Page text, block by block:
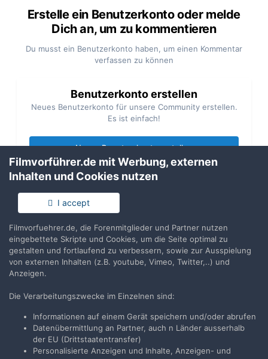
Erstelle ein Benutzerkonto oder melde
Dich an, um zu kommentieren
Du musst ein Benutzerkonto haben, um einen Kommentar
verfassen zu können
Benutzerkonto erstellen
Neues Benutzerkonto für unsere Community erstellen.
Es ist einfach!
Neues Benutzerkonto erstellen
Du hast bereits ein Benutzerkonto? Melde Dich hier an.
Jetzt anmelden
Teilen Folgen
Zur Themenübersicht
Filmvorführer.de mit Werbung, externen
Inhalten und Cookies nutzen
I accept
Filmvorfuehrer.de, die Forenmitglieder und Partner nutzen
eingebettete Skripte und Cookies, um die Seite optimal zu
gestalten und fortlaufend zu verbessern, sowie zur Ausspielung
von externen Inhalten (z.B. youtube, Vimeo, Twitter,..) und
Anzeigen.
Die Verarbeitungszwecke im Einzelnen sind:
Informationen auf einem Gerät speichern und/oder abrufen
Datenübermittlung an Partner, auch n Länder ausserhalb
der EU (Drittstaatentransfer)
Personalisierte Anzeigen und Inhalte, Anzeigen- und